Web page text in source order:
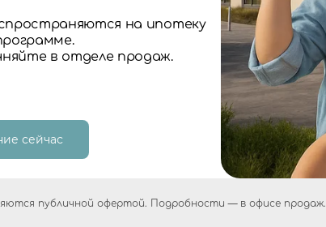
на ипотеку
в отделе продаж.
сейчас
публичной офертой. Подробности — в офисе продаж.